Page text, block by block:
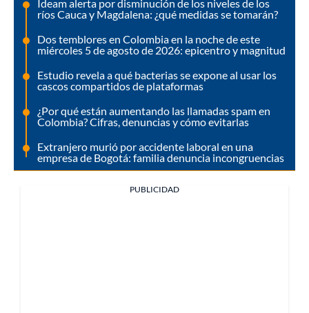
Ideam alerta por disminución de los niveles de los
ríos Cauca y Magdalena: ¿qué medidas se tomarán?
Dos temblores en Colombia en la noche de este
miércoles 5 de agosto de 2026: epicentro y magnitud
Estudio revela a qué bacterias se expone al usar los
cascos compartidos de plataformas
¿Por qué están aumentando las llamadas spam en
Colombia? Cifras, denuncias y cómo evitarlas
Extranjero murió por accidente laboral en una
empresa de Bogotá: familia denuncia incongruencias
PUBLICIDAD